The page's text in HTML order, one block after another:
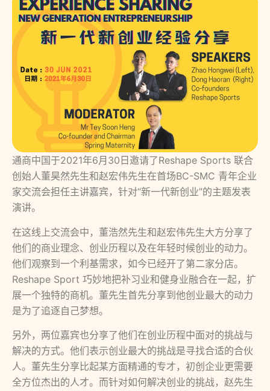
通商中国于2021年6月30日邀请了Reshape Sports 联合
创始人董昊然先生和赵宏伟先生在首场BC-SMC 青年企业
家交流会担任主讲嘉宾，针对“新一代新创业”的主题发表
演讲。
在这线上交流会中，董浩然先生和赵宏伟先生大方分享了
他们的商业理念、创业历程以及在年轻时候创业的动力。
他们观察到一个利基需求，如今已经开了第二家分店。
Reshape Sport 巧妙地把补习业和健身业融合在一起，扩
展一个独特的商机。董先生首先分享到他创业最大的动力
是为了追逐自己梦想。
另外，两位嘉宾也分享了他们在创业历程中面对的挑战与
解决的方式。他们表示创业最大的挑战是寻找合适的合伙
人。董先生分享比起某方面精通的专才，初创企业更需要
全方位杰出的人才。而针对如何解决创业的挑战，赵先生